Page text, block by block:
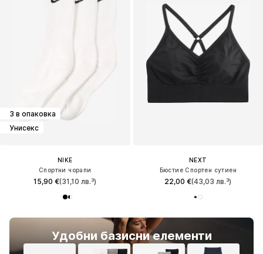
3 в опаковка
Унисекс
NIKE
Спортни чорапи
15,90 €(31,10 лв.³)
Удобни базисни елементи
NEXT
Бюстие Спортен сутиен
22,00 €(43,03 лв.³)